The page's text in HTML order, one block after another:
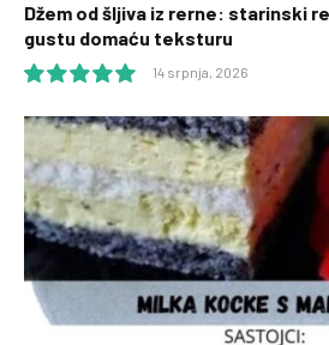
Džem od šljiva iz rerne: starinski
gustu domaću teksturu
10.0
14 srpnja, 2026